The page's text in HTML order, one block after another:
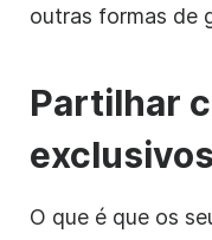
outras formas de
Partilhar
exclusivos
O que é que os